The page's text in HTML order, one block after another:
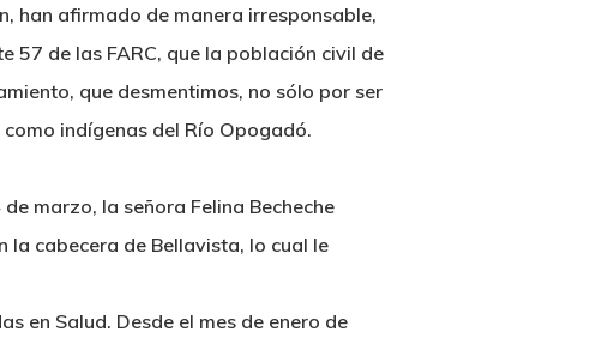
han afirmado de manera irresponsable,
57 de las FARC, que la población civil de
que desmentimos, no sólo por ser
indígenas del Río Opogadó.
marzo, la señora Felina Becheche
cabecera de Bellavista, lo cual le
en Salud. Desde el mes de enero de